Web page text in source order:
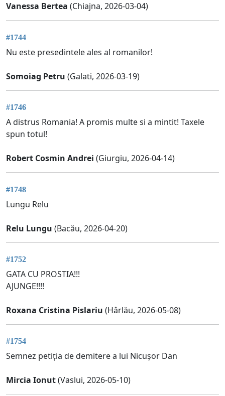
Vanessa Bertea (Chiajna, 2026-03-04)
#1744
Nu este presedintele ales al romanilor!
Somoiag Petru (Galati, 2026-03-19)
#1746
A distrus Romania! A promis multe si a mintit! Taxele
spun totul!
Robert Cosmin Andrei (Giurgiu, 2026-04-14)
#1748
Lungu Relu
Relu Lungu (Bacău, 2026-04-20)
#1752
GATA CU PROSTIA!!!
AJUNGE!!!!
Roxana Cristina Pislariu (Hârlău, 2026-05-08)
#1754
Semnez petiția de demitere a lui Nicușor Dan
Mircia Ionut(Vaslui, 2026-05-10)